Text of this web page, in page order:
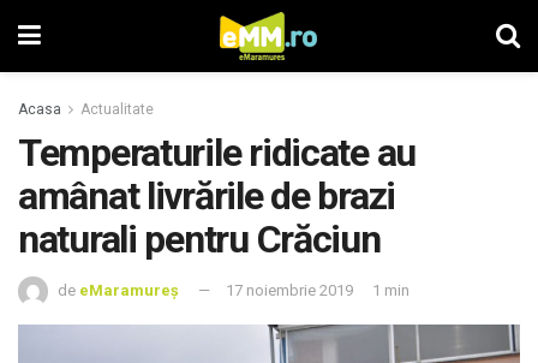
Acasa Actualitate
Temperaturile ridicate au
amânat livrările de brazi
naturali pentru Crăciun
de eMaramureș 17 noiembrie 2019 1 min